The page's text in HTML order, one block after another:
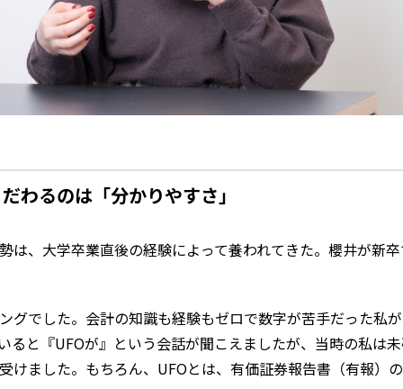
わるのは「分かりやすさ」
は、大学卒業直後の経験によって養われてきた。櫻井が新
グでした。会計の知識も経験もゼロで数字が苦手だった私
ると『UFOが』という会話が聞こえましたが、当時の私は
けました。もちろん、UFOとは、有価証券報告書（有報）